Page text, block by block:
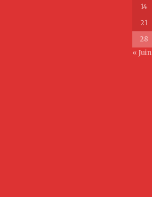
14
21
28
« Juin